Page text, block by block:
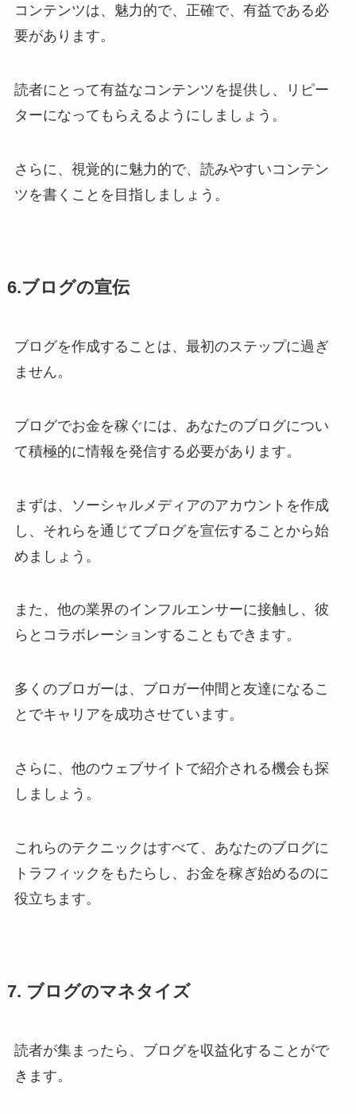
コンテンツは、魅力的で、正確で、有益である必
要があります。
読者にとって有益なコンテンツを提供し、リピー
ターになってもらえるようにしましょう。
さらに、視覚的に魅力的で、読みやすいコンテン
ツを書くことを目指しましょう。
6.ブログの宣伝
ブログを作成することは、最初のステップに過ぎ
ません。
ブログでお金を稼ぐには、あなたのブログについ
て積極的に情報を発信する必要があります。
まずは、ソーシャルメディアのアカウントを作成
し、それらを通じてブログを宣伝することから始
めましょう。
また、他の業界のインフルエンサーに接触し、彼
らとコラボレーションすることもできます。
多くのブロガーは、ブロガー仲間と友達になるこ
とでキャリアを成功させています。
さらに、他のウェブサイトで紹介される機会も探
しましょう。
これらのテクニックはすべて、あなたのブログに
トラフィックをもたらし、お金を稼ぎ始めるのに
役立ちます。
7. ブログのマネタイズ
読者が集まったら、ブログを収益化することがで
きます。